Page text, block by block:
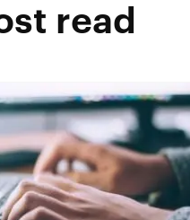
read